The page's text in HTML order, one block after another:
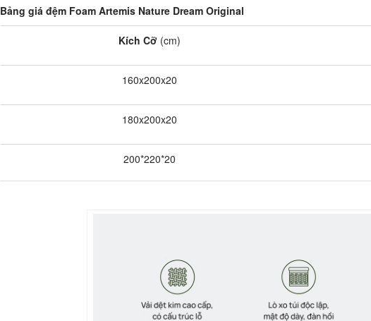
Bảng giá đệm Foam Artemis Nature Dream Original
Kích Cỡ (cm)
160x200x20
180x200x20
200*220*20